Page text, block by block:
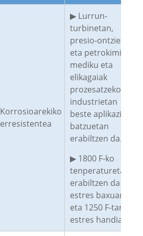
Korrosioarekiko
erresistentea
▶ Lurrun-
turbinetan,
presio-ontzietan
eta petrokimiko,
mediku eta
elikagaiak
prozesatzeko
industrietan
beste aplikazio
batzuetan
erabiltzen da.
▶ 1800 F-ko
tenperaturetan
erabiltzen da
estres baxuan
eta 1250 F-tara
estres handian.